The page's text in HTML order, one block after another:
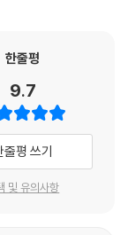
기도 하는 이유다.
우주의 비밀을 밝혀
게 되었을까? 『물
팅은 노벨물리학상
걸러내어 어느 삶에
한줄평
9.7
줄평 쓰기
및 유의사항